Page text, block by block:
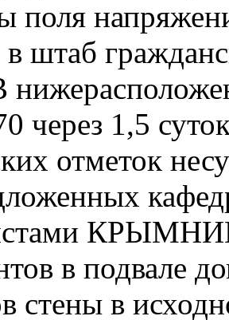
поля
в штаб
через 1,5
отметок
в подвале
стены в